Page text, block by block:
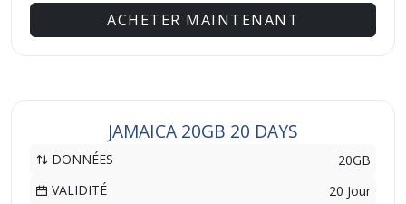
ACHETER MAINTENANT
JAMAICA 20GB 20 DAYS
DONNÉES
20GB
VALIDITÉ
20 Jour